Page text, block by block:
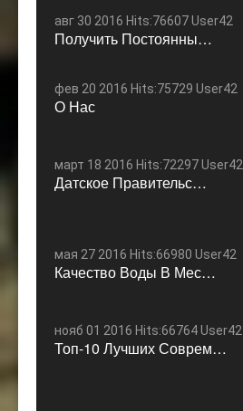
авг 30 2016 Hits:76607 User42
Получить Постоянны…
фев 20 2016 Hits:75729 User42
О Нас
март 18 2016 Hits:72297 User42
Датское Правительс…
мая 27 2016 Hits:66980 User42
Качество Воды В Мес…
нояб 01 2016 Hits:66764 User42
Топ-10 Лучших Соврем…